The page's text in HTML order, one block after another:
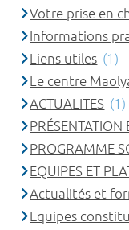
Votre prise en
Informations
Liens utiles (1)
Le centre
ACTUALITES (1)
PRÉSENTATION
PROGRAMME
EQUIPES ET
Actualités et
Equipes